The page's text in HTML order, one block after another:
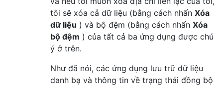
tôi sẽ xóa cả dữ liệu (bằng cách nhấn Xóa
dữ liệu ) và bộ đệm (bằng cách nhấn Xóa
bộ đệm ) của tất cả ba ứng dụng được chú
ý ở trên.
Như đã nói, các ứng dụng lưu trữ dữ liệu
danh bạ và thông tin về trạng thái đồng bộ